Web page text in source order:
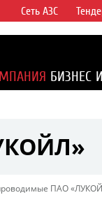
Сеть АЗС
БИЗНЕС
ПАО